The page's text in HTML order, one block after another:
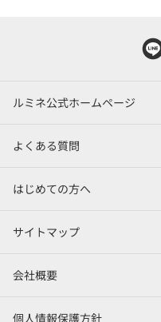
ルミネ公式ホームページ
よくある質問
はじめての方へ
サイトマップ
会社概要
個人情報保護方針